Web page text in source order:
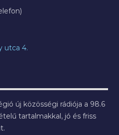
utca 4.
új közösségi rádiója a 98.6
tartalmakkal, jó és friss